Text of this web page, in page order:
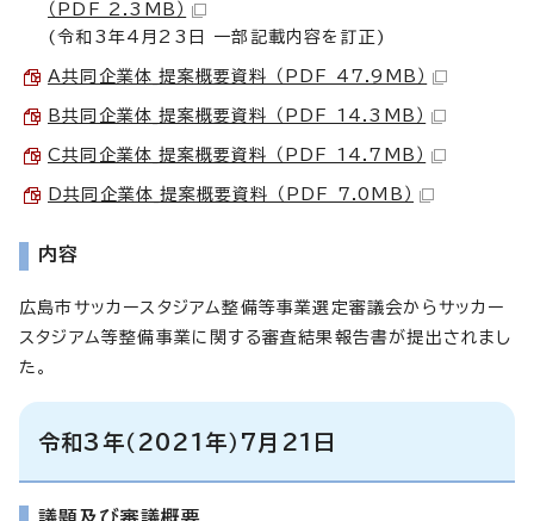
（PDF 2.3MB）
(令和3年4月23日 一部記載内容を訂正)
A共同企業体_提案概要資料 （PDF 47.9MB）
B共同企業体_提案概要資料 （PDF 14.3MB）
C共同企業体_提案概要資料 （PDF 14.7MB）
D共同企業体_提案概要資料 （PDF 7.0MB）
内容
広島市サッカースタジアム整備等事業選定審議会からサッカー
スタジアム等整備事業に関する審査結果報告書が提出されまし
た。
令和3年（2021年）7月21日
議題及び審議概要